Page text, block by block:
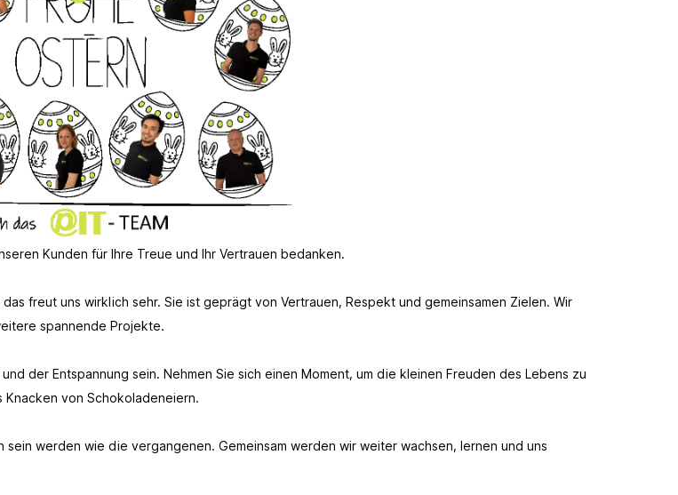
Kunden für Ihre Treue und Ihr Vertrauen bedanken.
freut uns wirklich sehr. Sie ist geprägt von Vertrauen, Respekt und gemeinsamen Zielen. Wir
spannende Projekte.
der Entspannung sein. Nehmen Sie sich einen Moment, um die kleinen Freuden des Lebens zu
Knacken von Schokoladeneiern.
werden wie die vergangenen. Gemeinsam werden wir weiter wachsen, lernen und uns